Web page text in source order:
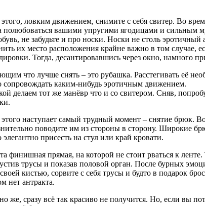
ловким движением, снимите с себя свитер. Во
полюбоваться вашими упругими ягодицами и сильным
не забудьте и про носки. Носки не столь
их место расположения крайне важно в том случае,
Тогда, десантировавшись через окно, намного
что лучше снять – это рубашка. Расстегивать её
каким-нибудь эротичным движением.
делаем тот же манёвр что и со свитером. Сняв,
наступает самый трудный момент – снятие брюк.
поводите им из стороны в сторону. Широкие
присесть на стул или край кровати.
финишная прямая, на которой не стоит рваться к
трусы и показав половой орган. После бурных
кистью, сорвите с себя трусы и будто в подарок
нет антракта.
же, сразу всё так красиво не получится. Но, если вы